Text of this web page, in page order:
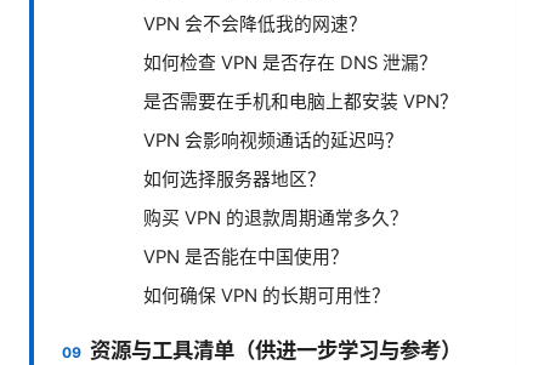
VPN 会不会降低我的网速？
如何检查 VPN 是否存在 DNS 泄漏？
是否需要在手机和电脑上都安装 VPN？
VPN 会影响视频通话的延迟吗？
如何选择服务器地区？
购买 VPN 的退款周期通常多久？
VPN 是否能在中国使用？
如何确保 VPN 的长期可用性？
资源与工具清单（供进一步学习与参考）